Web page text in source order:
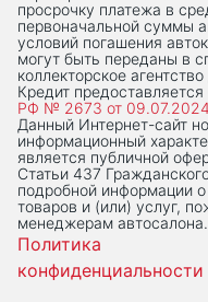
просрочку платежа в
первоначальной суммы
условий погашения
могут быть переданы в
коллекторское
Кредит
РФ № 2673 от 09.07.2024
Данный Интернет-сaйт
информационный
является публичной
Статьи 437
подробной информации
товаров и (или) услуг,
менеджерам автосалона.
Политика
конфиденциальности